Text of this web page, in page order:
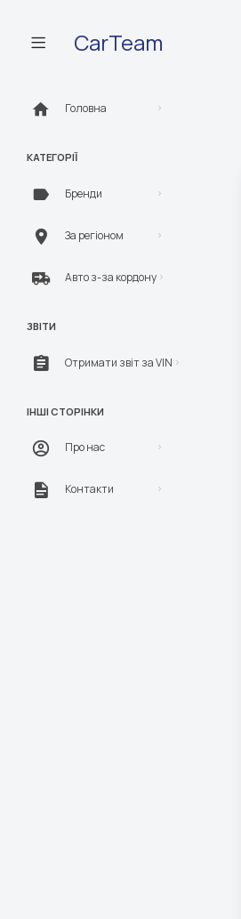
CarTeam
Головна
КАТЕГОРІЇ
Бренди
За регіоном
Авто з-за кордону
ЗВІТИ
Отримати звіт за VIN
ІНШІ СТОРІНКИ
Про нас
Контакти